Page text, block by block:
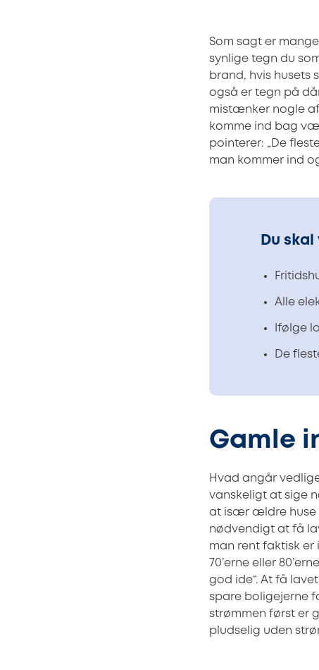
Som sagt er
synlige tegn du
brand, hvis husets
også er tegn på
mistænker nogle
komme ind bag
pointerer: „De
man kommer ind
Du
Alle
Ifølge
De
Gamle
Hvad angår
vanskeligt at sige
at især ældre huse
nødvendigt at få
man rent faktisk er
70’erne eller
god ide“. At få
spare boligejerne
strømmen først er
pludselig uden